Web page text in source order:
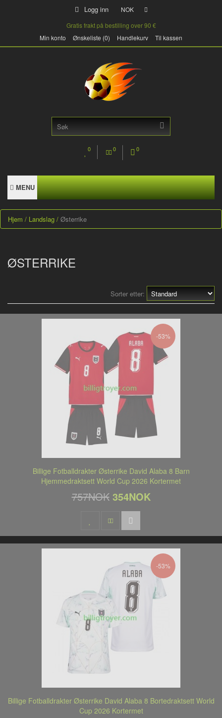
Logg inn
NOK
Gratis frakt på bestilling over 90 €
Min konto
Ønskeliste (0) Handlekurv Til kassen
0 0 0
MENU
Hjem Landslag Østerrike
ØSTERRIKE
Sorter etter:
-53%
Billige Fotballdrakter Østerrike David Alaba 8 Barn
Hjemmedraktsett World Cup 2026 Kortermet
757NOK 354NOK
-53%
Billige Fotballdrakter Østerrike David Alaba 8 Bortedraktsett World
Cup 2026 Kortermet